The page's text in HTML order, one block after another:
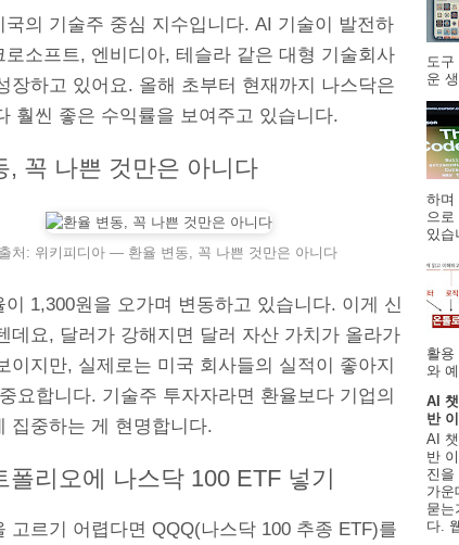
국의 기술주 중심 지수입니다. AI 기술이 발전하
로소프트, 엔비디아, 테슬라 같은 대형 기술회사
장하고 있어요. 올해 초부터 현재까지 나스닥은
훨씬 좋은 수익률을 보여주고 있습니다.
, 꼭 나쁜 것만은 아니다
처: 위키피디아 — 환율 변동, 꼭 나쁜 것만은 아니다
이 1,300원을 오가며 변동하고 있습니다. 이게 신
데요, 달러가 강해지면 달러 자산 가치가 올라가
이지만, 실제로는 미국 회사들의 실적이 좋아지
요합니다. 기술주 투자자라면 환율보다 기업의
집중하는 게 현명합니다.
폴리오에 나스닥 100 ETF 넣기
고르기 어렵다면 QQQ(나스닥 100 추종 ETF)를
도구
운
하며
으
있습
활용
와
AI
반
AI
반
진을
가운
묻는
다.